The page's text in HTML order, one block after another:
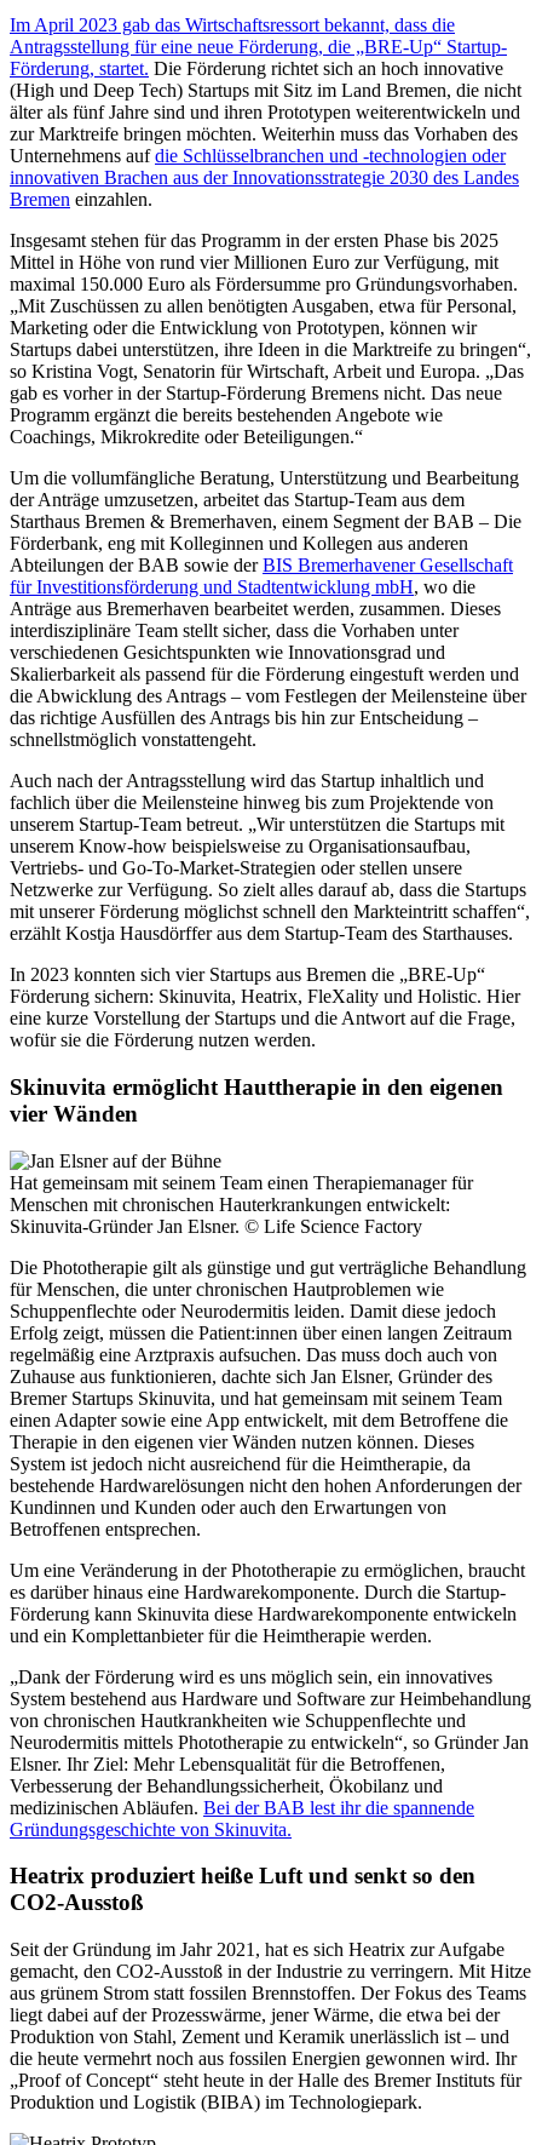
Im April 2023 gab das Wirtschaftsressort bekannt, dass die
Antragsstellung für eine neue Förderung, die „BRE-Up“ Startup-
Förderung, startet. Die Förderung richtet sich an hoch innovative
(High und Deep Tech) Startups mit Sitz im Land Bremen, die nicht
älter als fünf Jahre sind und ihren Prototypen weiterentwickeln und
zur Marktreife bringen möchten. Weiterhin muss das Vorhaben des
Unternehmens aufdie Schlüsselbranchen und -technologien oder
innovativen Brachen aus der Innovationsstrategie 2030 des Landes
Bremen einzahlen.
Insgesamt stehen für das Programm in der ersten Phase bis 2025
Mittel in Höhe von rund vier Millionen Euro zur Verfügung, mit
maximal 150.000 Euro als Fördersumme pro Gründungsvorhaben.
„Mit Zuschüssen zu allen benötigten Ausgaben, etwa für Personal,
Marketing oder die Entwicklung von Prototypen, können wir
Startups dabei unterstützen, ihre Ideen in die Marktreife zu bringen“,
so Kristina Vogt, Senatorin für Wirtschaft, Arbeit und Europa. „Das
gab es vorher in der Startup-Förderung Bremens nicht. Das neue
Programm ergänzt die bereits bestehenden Angebote wie
Coachings, Mikrokredite oder Beteiligungen.“
Um die vollumfängliche Beratung, Unterstützung und Bearbeitung
der Anträge umzusetzen, arbeitet das Startup-Team aus dem
Starthaus Bremen & Bremerhaven, einem Segment der BAB – Die
Förderbank, eng mit Kolleginnen und Kollegen aus anderen
Abteilungen der BAB sowie derBIS Bremerhavener Gesellschaft
für Investitionsförderung und Stadtentwicklung mbH, wo die
Anträge aus Bremerhaven bearbeitet werden, zusammen. Dieses
interdisziplinäre Team stellt sicher, dass die Vorhaben unter
verschiedenen Gesichtspunkten wie Innovationsgrad und
Skalierbarkeit als passend für die Förderung eingestuft werden und
die Abwicklung des Antrags – vom Festlegen der Meilensteine über
das richtige Ausfüllen des Antrags bis hin zur Entscheidung –
schnellstmöglich vonstattengeht.
Auch nach der Antragsstellung wird das Startup inhaltlich und
fachlich über die Meilensteine hinweg bis zum Projektende von
unserem Startup-Team betreut. „Wir unterstützen die Startups mit
unserem Know-how beispielsweise zu Organisationsaufbau,
Vertriebs- und Go-To-Market-Strategien oder stellen unsere
Netzwerke zur Verfügung. So zielt alles darauf ab, dass die Startups
mit unserer Förderung möglichst schnell den Markteintritt schaffen“,
erzählt Kostja Hausdörffer aus dem Startup-Team des Starthauses.
In 2023 konnten sich vier Startups aus Bremen die „BRE-Up“
Förderung sichern: Skinuvita, Heatrix, FleXality und Holistic. Hier
eine kurze Vorstellung der Startups und die Antwort auf die Frage,
wofür sie die Förderung nutzen werden.
Skinuvita ermöglicht Hauttherapie in den eigenen
vier Wänden
Hat gemeinsam mit seinem Team einen Therapiemanager für
Menschen mit chronischen Hauterkrankungen entwickelt:
Skinuvita-Gründer Jan Elsner. © Life Science Factory
Die Phototherapie gilt als günstige und gut verträgliche Behandlung
für Menschen, die unter chronischen Hautproblemen wie
Schuppenflechte oder Neurodermitis leiden. Damit diese jedoch
Erfolg zeigt, müssen die Patient:innen über einen langen Zeitraum
regelmäßig eine Arztpraxis aufsuchen. Das muss doch auch von
Zuhause aus funktionieren, dachte sich Jan Elsner, Gründer des
Bremer Startups Skinuvita, und hat gemeinsam mit seinem Team
einen Adapter sowie eine App entwickelt, mit dem Betroffene die
Therapie in den eigenen vier Wänden nutzen können. Dieses
System ist jedoch nicht ausreichend für die Heimtherapie, da
bestehende Hardwarelösungen nicht den hohen Anforderungen der
Kundinnen und Kunden oder auch den Erwartungen von
Betroffenen entsprechen.
Um eine Veränderung in der Phototherapie zu ermöglichen, braucht
es darüber hinaus eine Hardwarekomponente. Durch die Startup-
Förderung kann Skinuvita diese Hardwarekomponente entwickeln
und ein Komplettanbieter für die Heimtherapie werden.
„Dank der Förderung wird es uns möglich sein, ein innovatives
System bestehend aus Hardware und Software zur Heimbehandlung
von chronischen Hautkrankheiten wie Schuppenflechte und
Neurodermitis mittels Phototherapie zu entwickeln“, so Gründer Jan
Elsner. Ihr Ziel: Mehr Lebensqualität für die Betroffenen,
Verbesserung der Behandlungssicherheit, Ökobilanz und
medizinischen Abläufen. Bei der BAB lest ihr die spannende
Gründungsgeschichte von Skinuvita.
Heatrix produziert heiße Luft und senkt so den
CO2-Ausstoß
Seit der Gründung im Jahr 2021, hat es sich Heatrix zur Aufgabe
gemacht, den CO2-Ausstoß in der Industrie zu verringern. Mit Hitze
aus grünem Strom statt fossilen Brennstoffen. Der Fokus des Teams
liegt dabei auf der Prozesswärme, jener Wärme, die etwa bei der
Produktion von Stahl, Zement und Keramik unerlässlich ist – und
die heute vermehrt noch aus fossilen Energien gewonnen wird. Ihr
„Proof of Concept“ steht heute in der Halle des Bremer Instituts für
Produktion und Logistik (BIBA) im Technologiepark.